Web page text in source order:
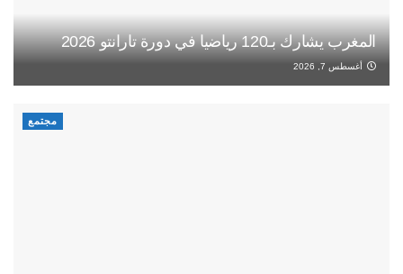
المغرب يشارك بـ120 رياضيا في دورة تارانتو 2026
أغسطس 7, 2026
مجتمع